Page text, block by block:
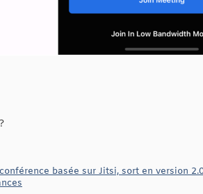
basée sur Jitsi, sort en version